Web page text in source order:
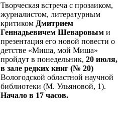
Творческая встреча с прозаиком,
журналистом, литературным
критиком Дмитрием
Геннадьевичем Шеваровым и
презентация его новой повести о
детстве «Миша, мой Миша»
пройдут в понедельник, 20 июля,
в зале редких книг (№ 20)
Вологодской областной научной
библиотеки (М. Ульяновой, 1).
Начало в 17 часов.